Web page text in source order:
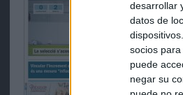
desarrollar
datos de
socios
puede
negar su